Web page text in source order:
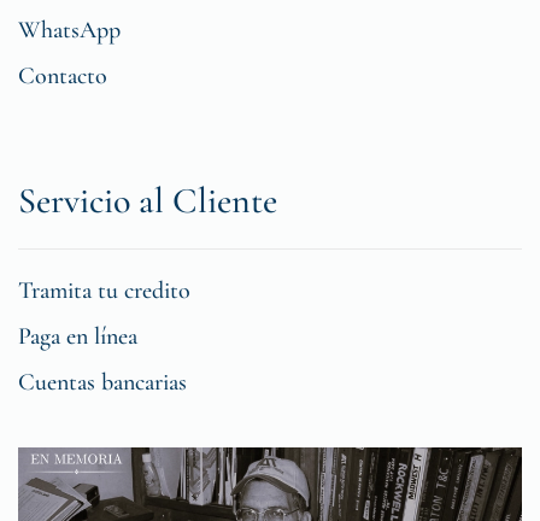
WhatsApp
Contacto
Servicio al Cliente
Tramita tu credito
Paga en línea
Cuentas bancarias